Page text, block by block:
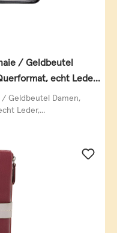
/ Geldbeutel
echt Leder,
Geldbeutel Damen,
Leder,...